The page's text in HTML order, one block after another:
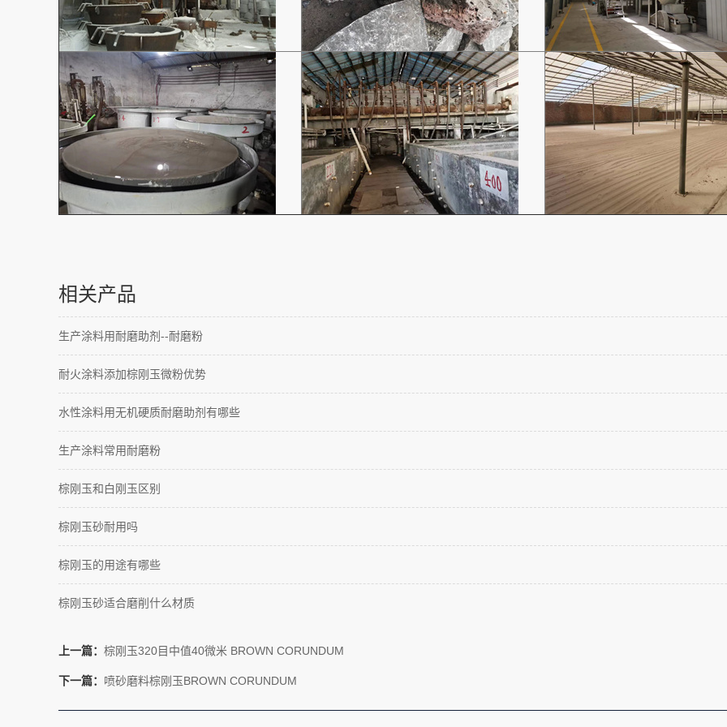
相关产品
生产涂料用耐磨助剂--耐磨粉
耐火涂料添加棕刚玉微粉优势
水性涂料用无机硬质耐磨助剂有哪些
生产涂料常用耐磨粉
棕刚玉和白刚玉区别
棕刚玉砂耐用吗
棕刚玉的用途有哪些
棕刚玉砂适合磨削什么材质
上一篇： 棕刚玉320目中值40微米 BROWN CORUNDUM
下一篇： 喷砂磨料棕刚玉BROWN CORUNDUM